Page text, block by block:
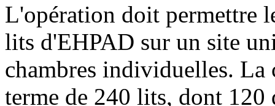
L'opération doit permettre
lits d'EHPAD sur un site
chambres individuelles. La
terme de 240 lits, dont 120